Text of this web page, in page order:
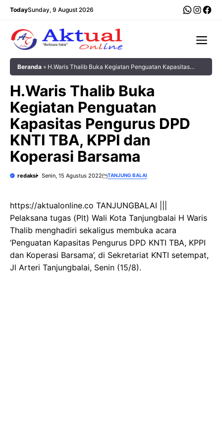
Langsung
TodaySunday, 9 August 2026
Beranda » H.Waris Thalib Buka Kegiatan Penguatan Kapasitas
H.Waris Thalib Buka
Kegiatan Penguatan
Kapasitas Pengurus DPD
KNTI TBA, KPPI dan
Koperasi Barsama
redaksi Senin, 15 Agustus 2022 TANJUNG BALAI
https://aktualonline.co TANJUNGBALAI |||
Pelaksana tugas (Plt) Wali Kota Tanjungbalai H Waris
Thalib menghadiri sekaligus membuka acara
‘Penguatan Kapasitas Pengurus DPD KNTI TBA, KPPI
dan Koperasi Barsama’, di Sekretariat KNTI setempat,
Jl Arteri Tanjungbalai, Senin (15/8).